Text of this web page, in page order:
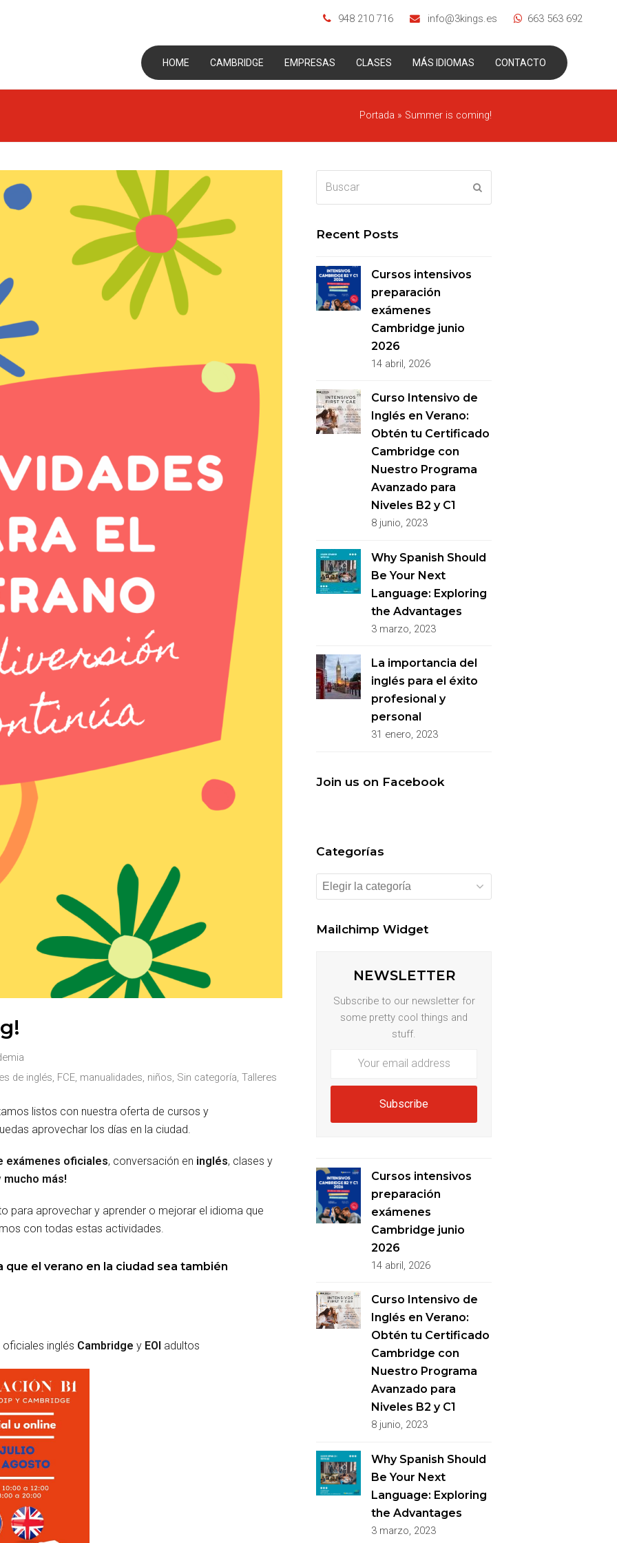
948 210 716 info@3kings.es 663 563 692
HOME CAMBRIDGE EMPRESAS CLASES MÁS IDIOMAS CONTACTO
Portada » Summer is coming!
de inglés, FCE, manualidades, niños, Sin categoría, Talleres
listos con nuestra oferta de cursos y
aprovechar los días en la ciudad.
exámenes oficiales, conversación en inglés, clases y
mucho más!
para aprovechar y aprender o mejorar el idioma que
con todas estas actividades.
el verano en la ciudad sea también
inglés Cambridge y EOI adultos
Recent Posts
Cursos intensivos
preparación
exámenes
Cambridge junio
2026
14 abril, 2026
Curso Intensivo de
Inglés en Verano:
Obtén tu Certificado
Cambridge con
Nuestro Programa
Avanzado para
Niveles B2 y C1
8 junio, 2023
Why Spanish Should
Be Your Next
Language: Exploring
the Advantages
3 marzo, 2023
La importancia del
inglés para el éxito
profesional y
personal
31 enero, 2023
Join us on Facebook
Categorías
Categorías
Mailchimp Widget
NEWSLETTER
Subscribe to our newsletter for
some pretty cool things and
stuff.
Subscribe
Cursos intensivos
preparación
exámenes
Cambridge junio
2026
14 abril, 2026
Curso Intensivo de
Inglés en Verano:
Obtén tu Certificado
Cambridge con
Nuestro Programa
Avanzado para
Niveles B2 y C1
8 junio, 2023
Why Spanish Should
Be Your Next
Language: Exploring
the Advantages
3 marzo, 2023